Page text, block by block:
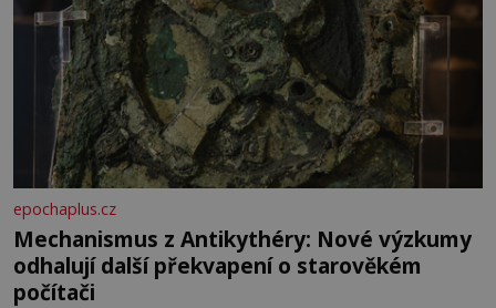
epochaplus.cz
Mechanismus z Antikythéry: Nové výzkumy
odhalují další překvapení o starověkém
počítači